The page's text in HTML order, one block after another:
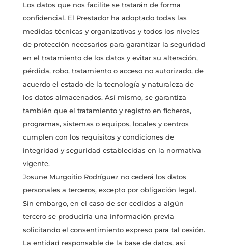
Los datos que nos facilite se tratarán de forma
confidencial. El Prestador ha adoptado todas las
medidas técnicas y organizativas y todos los niveles
de protección necesarios para garantizar la seguridad
en el tratamiento de los datos y evitar su alteración,
pérdida, robo, tratamiento o acceso no autorizado, de
acuerdo el estado de la tecnología y naturaleza de
los datos almacenados. Así mismo, se garantiza
también que el tratamiento y registro en ficheros,
programas, sistemas o equipos, locales y centros
cumplen con los requisitos y condiciones de
integridad y seguridad establecidas en la normativa
vigente.
Josune Murgoitio Rodríguez no cederá los datos
personales a terceros, excepto por obligación legal.
Sin embargo, en el caso de ser cedidos a algún
tercero se produciría una información previa
solicitando el consentimiento expreso para tal cesión.
La entidad responsable de la base de datos, así